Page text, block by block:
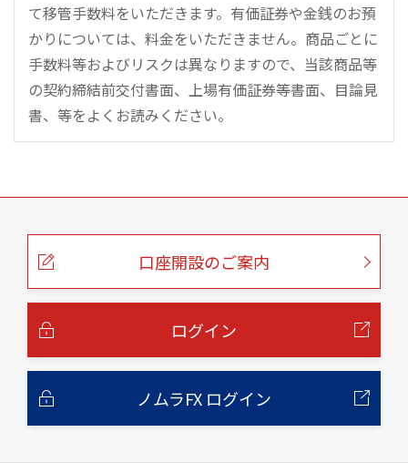
て移管手数料をいただきます。有価証券や金銭のお預
かりについては、料金をいただきません。商品ごとに
手数料等およびリスクは異なりますので、当該商品等
の契約締結前交付書面、上場有価証券等書面、目論見
書、等をよくお読みください。
こ
口座開設のご案内
ログイン
ノムラFX ログイン